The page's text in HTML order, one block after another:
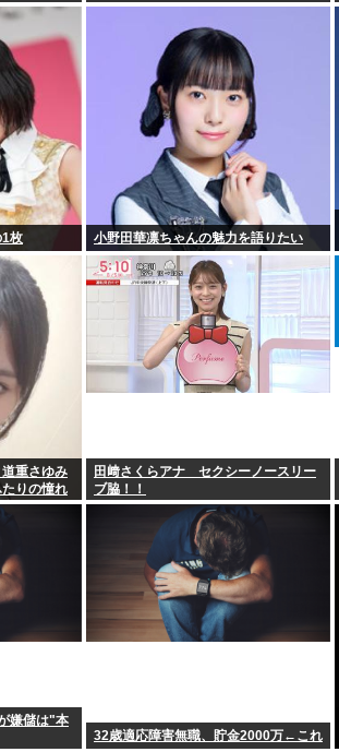
1枚 小野田華凛ちゃんの魅力を語りたい
重さゆみ
りの憧れ
になり
田﨑さくらアナ セクシーノースリー
ブ脇！！
嫌儲は"本
32歳適応障害無職、貯金2000万←これ